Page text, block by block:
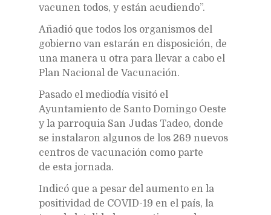
vacunen todos, y están acudiendo”.
Añadió que todos los organismos del
gobierno van estarán en disposición, de
una manera u otra para llevar a cabo el
Plan Nacional de Vacunación.
Pasado el mediodía visitó el
Ayuntamiento de Santo Domingo Oeste
y la parroquia San Judas Tadeo, donde
se instalaron algunos de los 269 nuevos
centros de vacunación como parte
de esta jornada.
Indicó que a pesar del aumento en la
positividad de COVID-19 en el país, la